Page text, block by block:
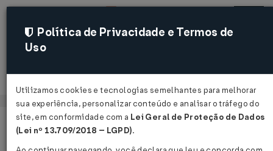
Acessar
Página Inicial Legislações
Política de Privacidade e Termos de
Uso
Utilizamos cookies e tecnologias semelhantes para melhorar
sua experiência, personalizar conteúdo e analisar o tráfego do
site, em conformidade com a Lei Geral de Proteção de Dados
(Lei nº 13.709/2018 – LGPD).